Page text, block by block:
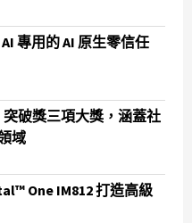
專用的 AI 原生零信任
突破獎三項大獎，涵蓋社
域
One IM812 打造高級